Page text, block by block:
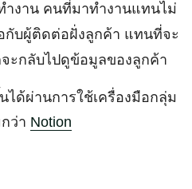
ำงาน คนที่มาทำงานแทนไม่
กับผู้ติดต่อฝั่งลูกค้า แทนที่จะ
ะกลับไปดูข้อมูลของลูกค้า
ได้ผ่านการใช้เครื่องมือกลุ่ม
ว่า Notion